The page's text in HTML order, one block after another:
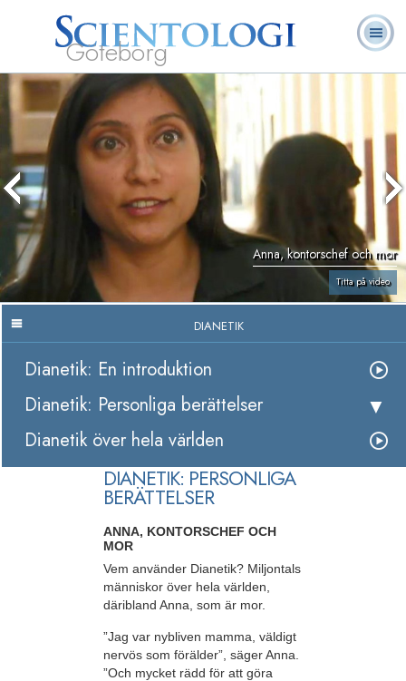
Göteborg
L. Ron
Hubbard
Vad är
Scientologi?
Frivilligpastorer
Anna, kontorschef och mor
Titta på video
DIANETIK
Dianetik: En introduktion
Dianetik: Personliga berättelser
Dianetik över hela världen
DIANETIK: PERSONLIGA
BERÄTTELSER
ANNA, KONTORSCHEF OCH
MOR
Vem använder Dianetik? Miljontals
människor över hela världen,
däribland Anna, som är mor.
”Jag var nybliven mamma, väldigt
nervös som förälder”, säger Anna.
”Och mycket rädd för att göra